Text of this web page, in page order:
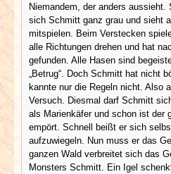
Niemandem, der anders
sich Schmitt ganz grau und sieht
mitspielen. Beim Verstecken
alle Richtungen drehen und hat
gefunden. Alle Hasen sind
„Betrug“. Doch Schmitt hat nicht
kannte nur die Regeln nicht. Also
Versuch. Diesmal darf Schmitt
als Marienkäfer und schon ist der
empört. Schnell beißt er sich
aufzuwiegeln. Nun muss er das
ganzen Wald verbreitet sich das
Monsters Schmitt. Ein Igel